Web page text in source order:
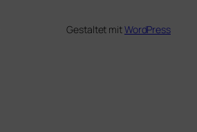
Gestaltet mitWordPress